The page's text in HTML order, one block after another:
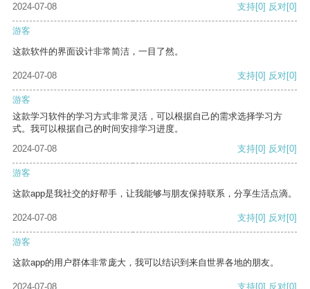
2024-07-08
支持[0] 反对[0]
游客
这款软件的界面设计非常简洁，一目了然。
2024-07-08 支持[0] 反对[0]
游客
这款学习软件的学习方式非常灵活，可以根据自己的需求选择学习方
式。我可以根据自己的时间安排学习进度。
2024-07-08
支持[0] 反对[0]
游客
这款app是我社交的好帮手，让我能够与朋友保持联系，分享生活点滴。
2024-07-08 支持[0] 反对[0]
游客
这款app的用户群体非常庞大，我可以结识到来自世界各地的朋友。
2024-07-08 支持[0] 反对[0]